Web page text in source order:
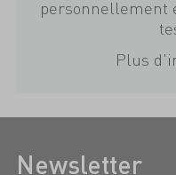
personnellement
Plus
Newsletter